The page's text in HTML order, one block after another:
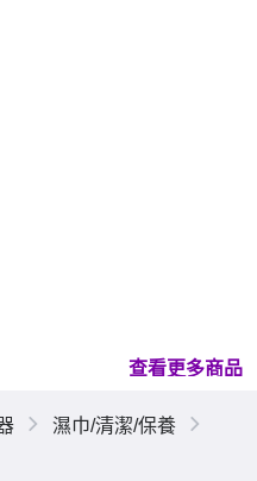
查看更多商品
濕巾/清潔/保養